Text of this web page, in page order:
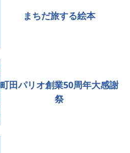
まちだ旅する絵本
町田パリオ創業50周年大感謝
祭